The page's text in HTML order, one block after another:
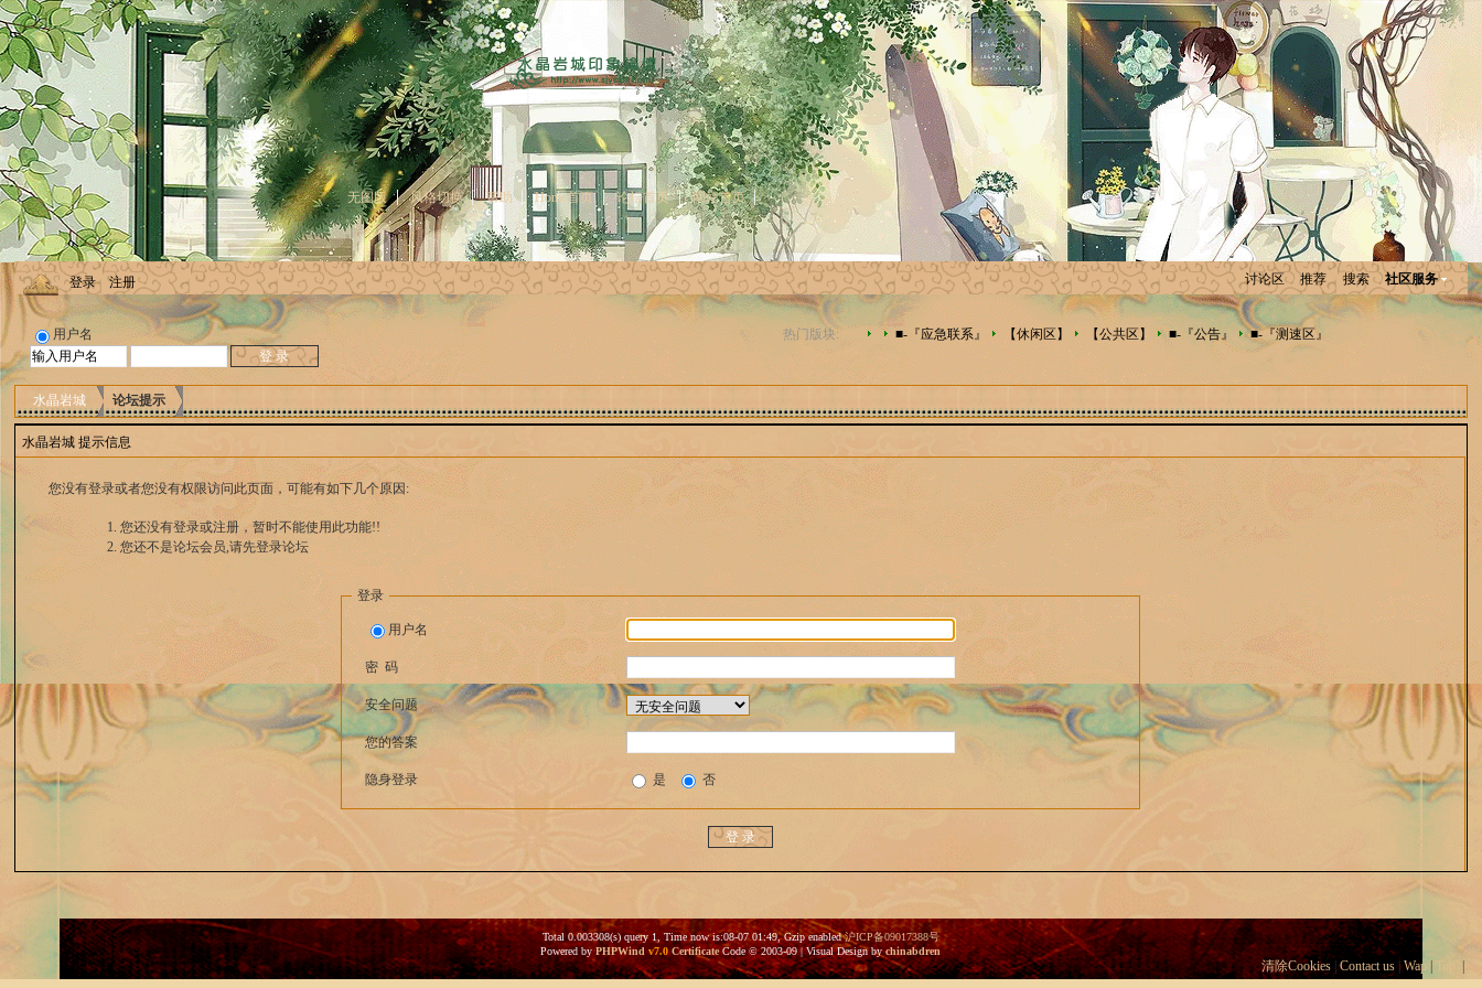
无图版 风格切换 帮助 Home首页 论坛首页 网站首页
登录 注册 讨论区 推荐 搜索 社区服务
用户名 热门版块: ■-『应急联系』 【休闲区】 【公共区】 ■-『公告』 ■-『测速区』
水晶岩城 论坛提示
水晶岩城 提示信息
您没有登录或者您没有权限访问此页面，可能有如下几个原因:
您还没有登录或注册，暂时不能使用此功能!!
您还不是论坛会员,请先登录论坛
登录
用户名
密 码
安全问题
您的答案
隐身登录 是 否
Total 0.003308(s) query 1, Time now is:08-07 01:49, Gzip enabled 沪ICP备09017388号
Powered byPHPWind v7.0 Certificate Code © 2003-09 | Visual Design bychinabdren
清除Cookies|Contact us|Wap| Top |